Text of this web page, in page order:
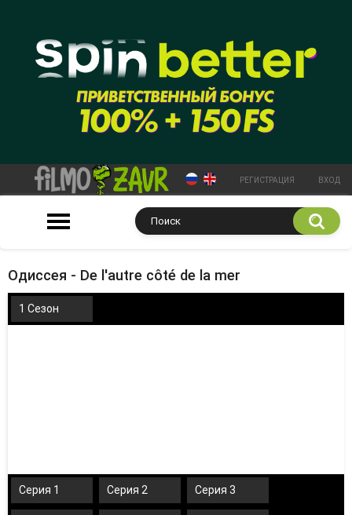
РЕГИСТРАЦИЯ ВХОД
Одиссея - De l'autre côté de la mer
1 Сезон
Серия 1 Серия 2 Серия 3